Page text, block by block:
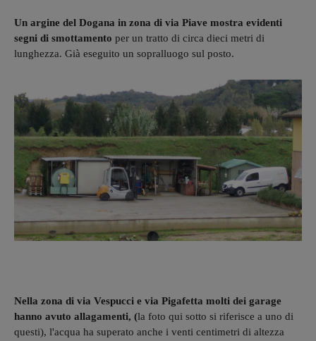
Un argine del Dogana in zona di via Piave mostra evidenti
segni di smottamento per un tratto di circa dieci metri di
lunghezza. Già eseguito un sopralluogo sul posto.
Nella zona di via Vespucci e via Pigafetta molti dei garage
hanno avuto allagamenti, (la foto qui sotto si riferisce a uno di
questi), l'acqua ha superato anche i venti centimetri di altezza